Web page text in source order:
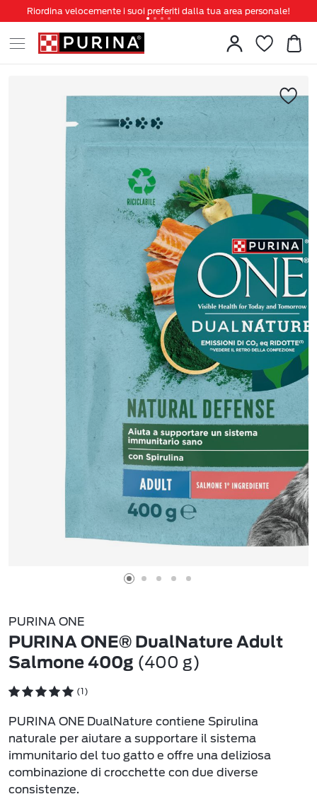
Riordina velocemente i suoi preferiti dalla tua area personale!
Tanti sconti e novità ti aspettano, non perderteli!
Spedizione gratuita a partire da 49 €
PURINA ONE
PURINA ONE® DualNature Adult
Salmone 400g (400 g)
(1)
PURINA ONE DualNature contiene Spirulina
naturale per aiutare a supportare il sistema
immunitario del tuo gatto e offre una deliziosa
combinazione di crocchette con due diverse
consistenze.